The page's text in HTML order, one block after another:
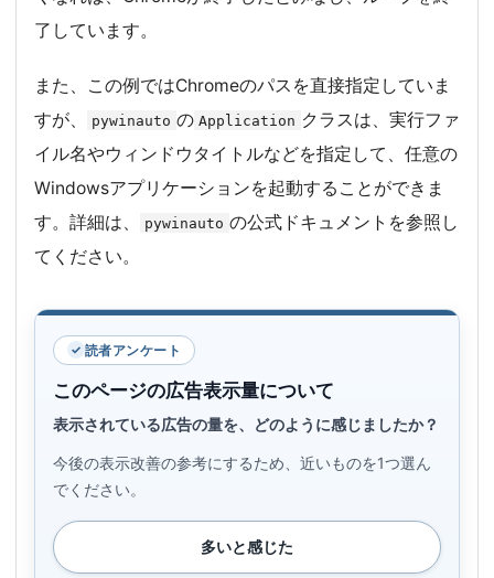
了しています。
また、この例ではChromeのパスを直接指定していま
すが、
pywinauto の Application クラスは、実行ファ
イル名やウィンドウタイトルなどを指定して、任意の
Windowsアプリケーションを起動することができま
す。詳細は、
pywinauto の公式ドキュメントを参照し
てください。
読者アンケート
このページの広告表示量について
表示されている広告の量を、どのように感じましたか？
今後の表示改善の参考にするため、近いものを1つ選ん
でください。
多いと感じた